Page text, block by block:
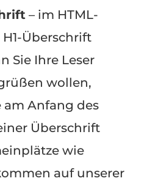
– im HTML-
Überschrift
Sie Ihre Leser
wollen,
am Anfang des
Überschrift
wie
auf unserer